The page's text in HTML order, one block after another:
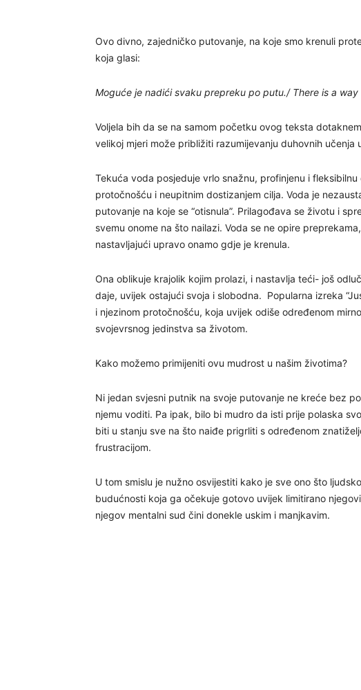
Ovo divno, zajedničko putovanje, na koje smo krenuli
koja glasi:
Moguće je nadići svaku prepreku po putu./ There is a
Voljela bih da se na samom početku ovog teksta
velikoj mjeri može približiti razumijevanju duhovnih učenja
Tekuća voda posjeduje vrlo snažnu, profinjenu i
protočnošću i neupitnim dostizanjem cilja. Voda je
putovanje na koje se “otisnula”. Prilagođava se životu i
svemu onome na što nailazi. Voda se ne opire
nastavljajući upravo onamo gdje je krenula.
Ona oblikuje krajolik kojim prolazi, i nastavlja teći- još
daje, uvijek ostajući svoja i slobodna. Popularna izreka
i njezinom protočnošću, koja uvijek odiše određenom
svojevrsnog jedinstva sa životom.
Kako možemo primijeniti ovu mudrost u našim životima?
Ni jedan svjesni putnik na svoje putovanje ne kreće bez
njemu voditi. Pa ipak, bilo bi mudro da isti prije polaska
biti u stanju sve na što naiđe prigrliti s određenom
frustracijom.
U tom smislu je nužno osvijestiti kako je sve ono što
budućnosti koja ga očekuje gotovo uvijek limitirano
njegov mentalni sud čini donekle uskim i manjkavim.